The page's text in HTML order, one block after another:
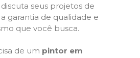
seus projetos de
garantia de qualidade e
que você busca.
de um pintor em